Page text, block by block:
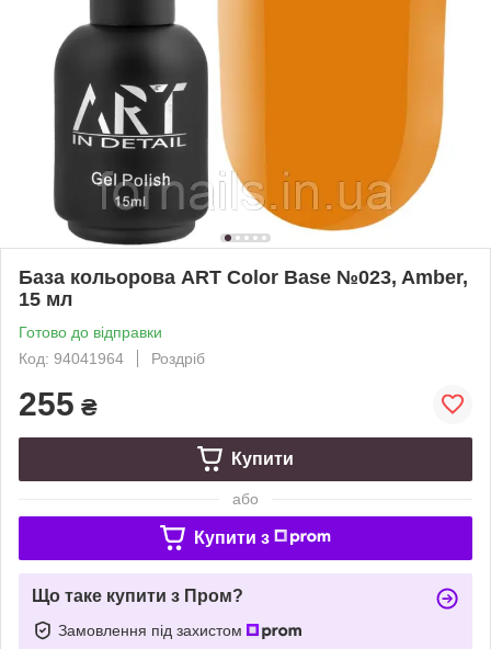
База кольорова ART Color Base №023, Amber,
15 мл
Готово до відправки
Код: 94041964
Роздріб
255 ₴
Купити
або
Купити з
Що таке купити з Пром?
Замовлення під захистом